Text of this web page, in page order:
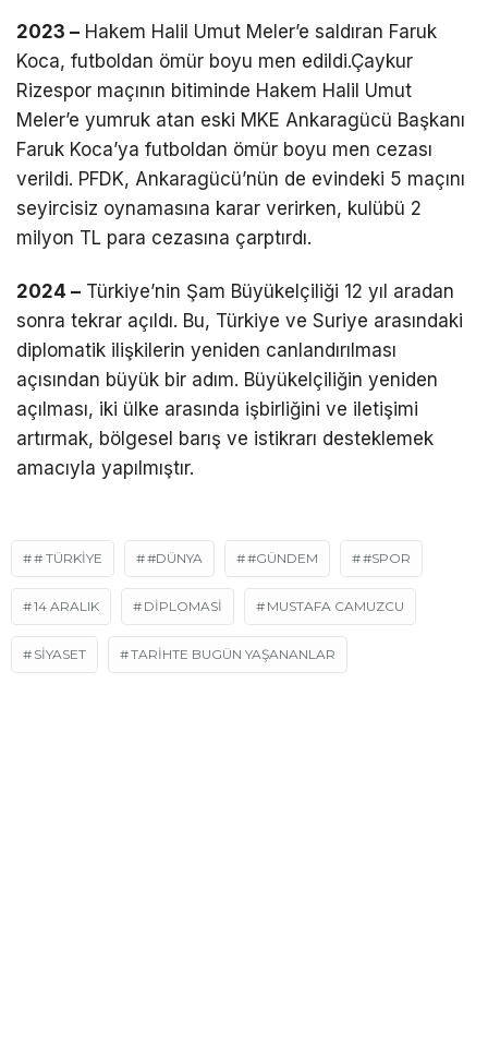
2023 – Hakem Halil Umut Meler’e saldıran Faruk
Koca, futboldan ömür boyu men edildi.Çaykur
Rizespor maçının bitiminde Hakem Halil Umut
Meler’e yumruk atan eski MKE Ankaragücü Başkanı
Faruk Koca’ya futboldan ömür boyu men cezası
verildi. PFDK, Ankaragücü’nün de evindeki 5 maçını
seyircisiz oynamasına karar verirken, kulübü 2
milyon TL para cezasına çarptırdı.
2024 – Türkiye’nin Şam Büyükelçiliği 12 yıl aradan
sonra tekrar açıldı. Bu, Türkiye ve Suriye arasındaki
diplomatik ilişkilerin yeniden canlandırılması
açısından büyük bir adım. Büyükelçiliğin yeniden
açılması, iki ülke arasında işbirliğini ve iletişimi
artırmak, bölgesel barış ve istikrarı desteklemek
amacıyla yapılmıştır.
# TÜRKIYE #DÜNYA #GÜNDEM #SPOR
14 ARALIK DIPLOMASI MUSTAFA CAMUZCU
SIYASET TARIHTE BUGÜN YAŞANANLAR